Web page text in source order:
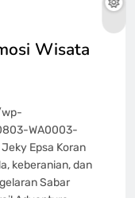
Wisata
WA0003-
Epsa Koran
keberanian, dan
Sabar